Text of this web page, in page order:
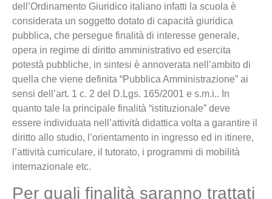
dell’Ordinamento Giuridico italiano infatti la scuola è
considerata un soggetto dotato di capacità giuridica
pubblica, che persegue finalità di interesse generale,
opera in regime di diritto amministrativo ed esercita
potestà pubbliche, in sintesi è annoverata nell’ambito di
quella che viene definita “Pubblica Amministrazione” ai
sensi dell’art. 1 c. 2 del D.Lgs. 165/2001 e s.m.i.. In
quanto tale la principale finalità “istituzionale” deve
essere individuata nell’attività didattica volta a garantire il
diritto allo studio, l’orientamento in ingresso ed in itinere,
l’attività curriculare, il tutorato, i programmi di mobilità
internazionale etc.
Per quali finalità saranno trattati